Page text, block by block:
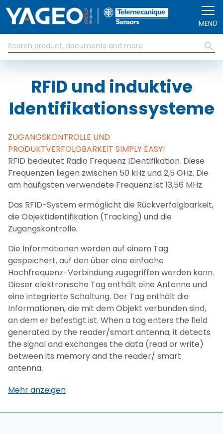
MENÜ
RFID und induktive
Identifikationssysteme
ZUGANGSKONTROLLE UND
PRODUKTVERFOLGBARKEIT SIMPLY EASY!
RFID bedeutet Radio Frequenz IDentifikation. Diese
Frequenzen liegen zwischen 50 kHz und 2,5 GHz. Die
am häufigsten verwendete Frequenz ist 13,56 MHz.
Das RFID-System ermöglicht die Rückverfolgbarkeit,
die Objektidentifikation (Tracking) und die
Zugangskontrolle.
Die Informationen werden auf einem Tag
gespeichert, auf den über eine einfache
Hochfrequenz-Verbindung zugegriffen werden kann.
Dieser elektronische Tag enthält eine Antenne und
eine integrierte Schaltung. Der Tag enthält die
Informationen, die mit dem Objekt verbunden sind,
an dem er befestigt ist. When a tag enters the field
generated by the reader/smart antenna, it detects
the signal and exchanges the data (read or write)
between its memory and the reader/ smart
antenna.
Mehr anzeigen